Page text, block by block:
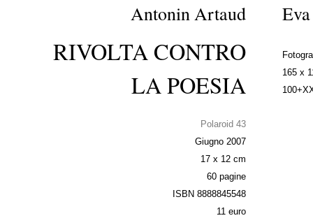
Antonin Artaud
RIVOLTA CONTRO
LA POESIA
Polaroid 43
Giugno 2007
17 x 12 cm
60 pagine
ISBN 8888845548
11 euro
165 x